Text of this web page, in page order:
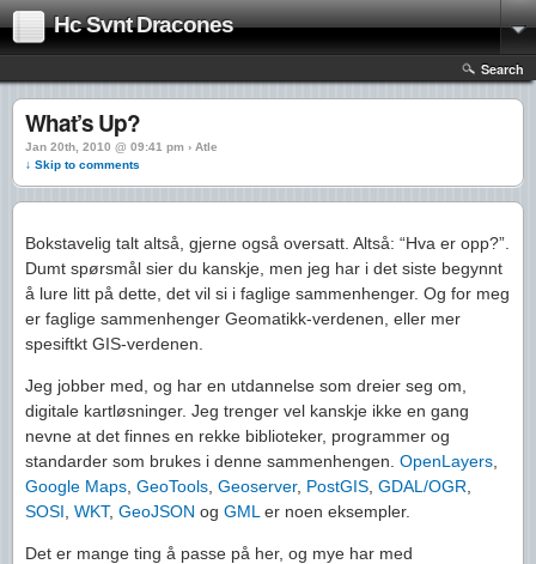
Hc Svnt Dracones
Search
What’s Up?
Jan 20th, 2010 @ 09:41 pm › Atle
↓ Skip to comments
Bokstavelig talt altså, gjerne også oversatt. Altså: “Hva er opp?”.
Dumt spørsmål sier du kanskje, men jeg har i det siste begynnt
å lure litt på dette, det vil si i faglige sammenhenger. Og for meg
er faglige sammenhenger Geomatikk-verdenen, eller mer
spesiftkt GIS-verdenen.
Jeg jobber med, og har en utdannelse som dreier seg om,
digitale kartløsninger. Jeg trenger vel kanskje ikke en gang
nevne at det finnes en rekke biblioteker, programmer og
standarder som brukes i denne sammenhengen. OpenLayers
Google Maps GeoTools Geoserver, PostGIS GDAL/OGR
SOSI WKT, GeoJSON og GML er noen eksempler.
Det er mange ting å passe på her, og mye har med